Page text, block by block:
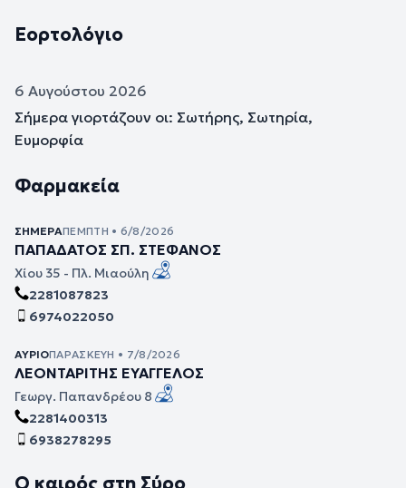
Εορτολόγιο
6 Αυγούστου 2026
Σήμερα γιορτάζουν οι: Σωτήρης, Σωτηρία,
Ευμορφία
Φαρμακεία
ΣΉΜΕΡΑΠΈΜΠΤΗ • 6/8/2026
ΠΑΠΑΔΑΤΟΣ ΣΠ. ΣΤΕΦΑΝΟΣ
Χίου 35 - Πλ. Μιαούλη
2281087823
6974022050
ΑΎΡΙΟΠΑΡΑΣΚΕΥΉ • 7/8/2026
ΛΕΟΝΤΑΡΙΤΗΣ ΕΥΑΓΓΕΛΟΣ
Γεωργ. Παπανδρέου 8
2281400313
6938278295